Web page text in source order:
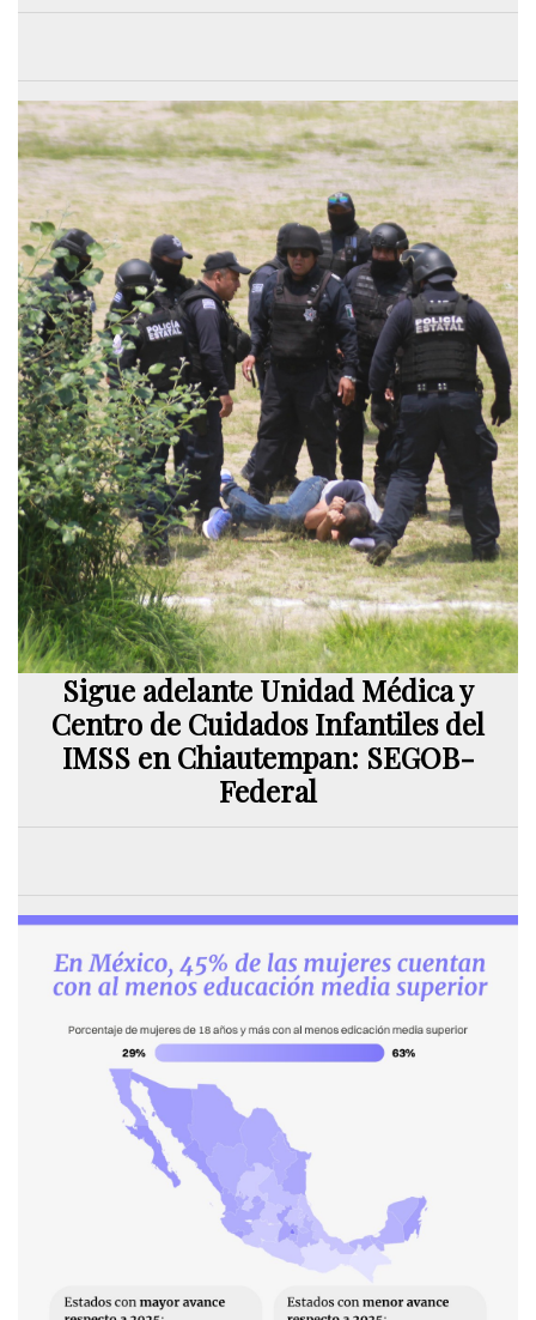
Sigue adelante Unidad Médica y
Centro de Cuidados Infantiles del
IMSS en Chiautempan: SEGOB-
Federal